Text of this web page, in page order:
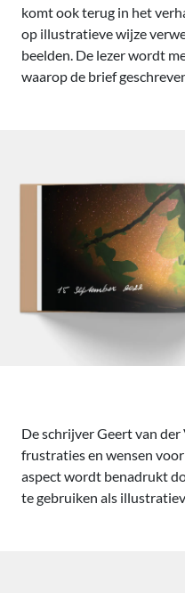
komt ook terug in het
op illustratieve wijze
beelden. De lezer wordt
waarop de brief
De schrijver Geert van
frustraties en wensen
aspect wordt benadrukt
te gebruiken als